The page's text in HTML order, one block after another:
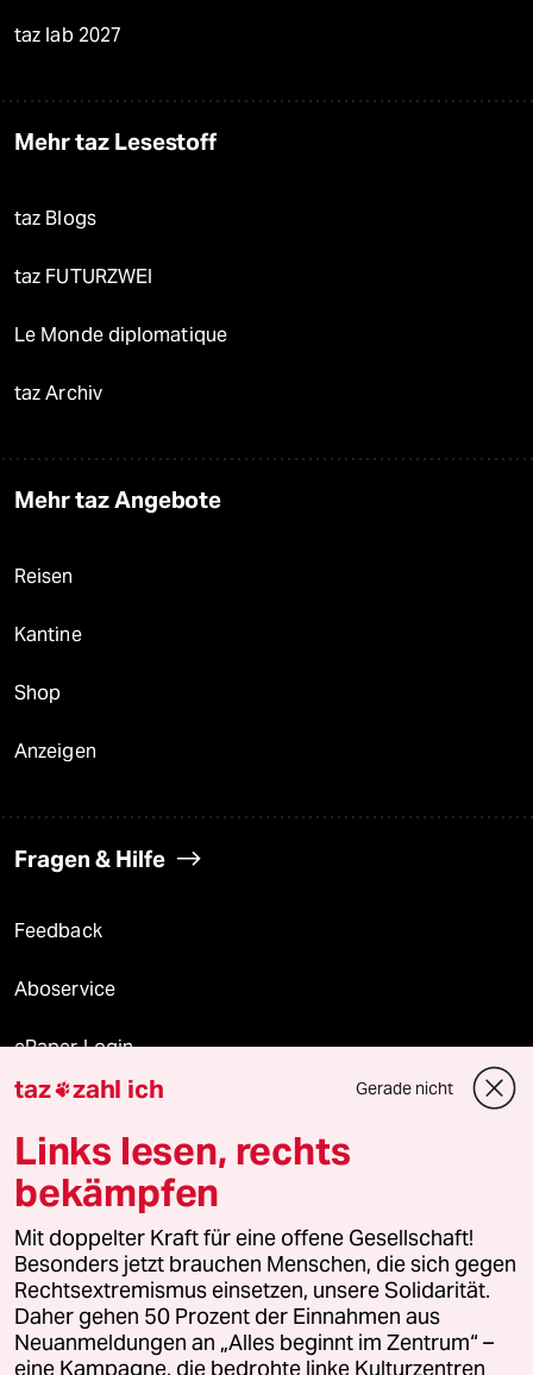
taz lab 2027
Mehr taz Lesestoff
taz Blogs
taz FUTURZWEI
Le Monde diplomatique
taz Archiv
Mehr taz Angebote
Reisen
Kantine
Shop
Anzeigen
Fragen & Hilfe
Feedback
Aboservice
ePaper Login
Downloads für Abonnierende
© 2026 taz Verlags und Vertriebs GmbH
Alle Rechte vorbehalten. Bei rechtlichen Fragen oder für Genehmigungen
wenden Sie sich bitte an lizenzen@taz.de
Feedback Redaktionsstatut Kommune-Richtlinien
taz zahl ich Gerade nicht
Links lesen, rechts
bekämpfen
Mit doppelter Kraft für eine offene Gesellschaft!
Besonders jetzt brauchen Menschen, die sich gegen
Rechtsextremismus einsetzen, unsere Solidarität.
Daher gehen 50 Prozent der Einnahmen aus
Neuanmeldungen an „Alles beginnt im Zentrum“ –
eine Kampagne, die bedrohte linke Kulturzentren